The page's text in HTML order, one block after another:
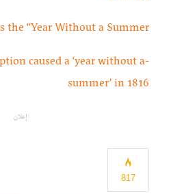
the “Year Without a Summer”?-
caused a ‘year without a
summer’ in 1816
إعلان
817